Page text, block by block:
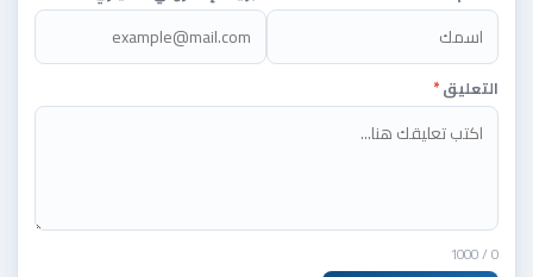
التعليق*
0
/ 1000